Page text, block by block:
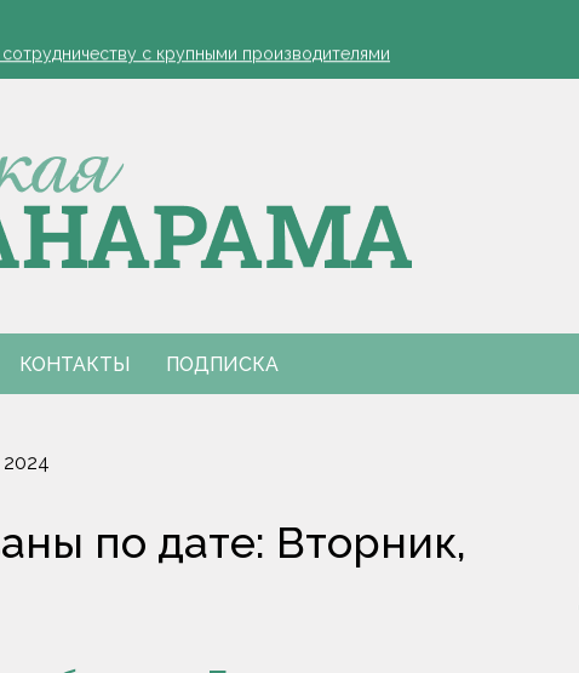
защита яблонь
с крупными производителями
я борюсь за деревню
обозначил слабые места в работе автолавок
на селе: "Просрочка и тухлятина!"
защита яблонь
с крупными производителями
я борюсь за деревню
обозначил слабые места в работе автолавок
на селе: "Просрочка и тухлятина!"
КОНТАКТЫ ПОДПИСКА
по дате: Вторник,